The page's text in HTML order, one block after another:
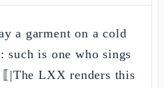
a garment on a cold
: such is one who sings
LXX renders this